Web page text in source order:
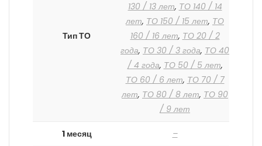
Тип ТО
130 / 13 лет, ТО 140 / 14
лет, ТО 150 / 15 лет, ТО
160 / 16 лет, ТО 20 / 2
года, ТО 30 / 3 года, ТО 40
/ 4 года, ТО 50 / 5 лет,
ТО 60 / 6 лет, ТО 70 / 7
лет, ТО 80 / 8 лет, ТО 90
/ 9 лет
1 месяц –